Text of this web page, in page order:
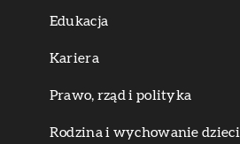
Edukacja
Kariera
Prawo, rząd i polityka
Rodzina i wychowanie dzieci